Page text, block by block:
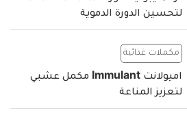
لتحسين الدورة الدموية
مكملات غذائية
اميولانت Immulant مكمل عشبي
لتعزيز المناعة